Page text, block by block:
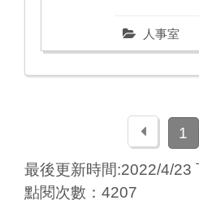
人事室
上一頁1
最後更新時間:2022/4/23
點閱次數：4207